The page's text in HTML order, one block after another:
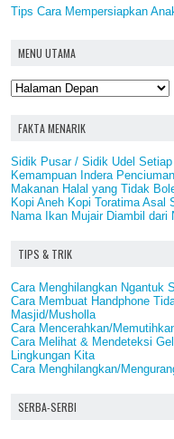
Tips Cara Mempersiapkan
MENU UTAMA
FAKTA MENARIK
Sidik Pusar / Sidik Udel
Kemampuan Indera
Makanan Halal yang Tidak
Kopi Aneh Kopi Toratima Asal
Nama Ikan Mujair Diambil dari
TIPS & TRIK
Cara Menghilangkan Ngantuk
Cara Membuat Handphone
Masjid/Musholla
Cara Mencerahkan/
Cara Melihat & Mendeteksi
Lingkungan Kita
Cara Menghilangkan/
SERBA-SERBI